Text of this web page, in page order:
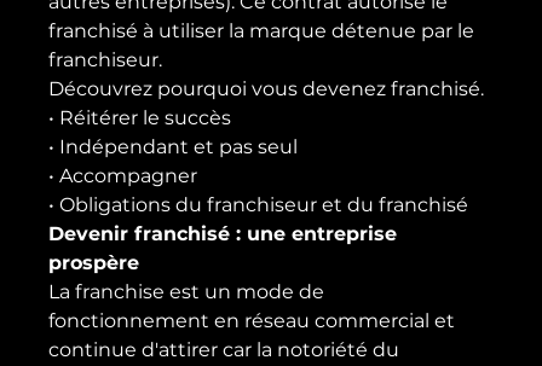
franchisé à utiliser la marque détenue par le
franchiseur.
Découvrez pourquoi vous devenez franchisé.
• Réitérer le succès
• Indépendant et pas seul
• Accompagner
• Obligations du franchiseur et du franchisé
Devenir franchisé : une entreprise
prospère
La franchise est un mode de
fonctionnement en réseau commercial et
continue d'attirer car la notoriété du